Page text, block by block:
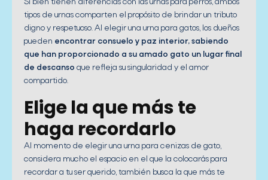
Si bien tienen diferencias con las urnas para perros, ambos
tipos de urnas comparten el propósito de brindar un tributo
digno y respetuoso. Al elegir una urna para gatos, los dueños
pueden encontrar consuelo y paz interior, sabiendo
que han proporcionado a su amado gato un lugar final
de descanso que refleja su singularidad y el amor
compartido.
Elige la que más te
haga recordarlo
Al momento de elegir una urna para cenizas de gato,
considera mucho el espacio en el que la colocarás para
recordar a tu ser querido, también busca la que más te